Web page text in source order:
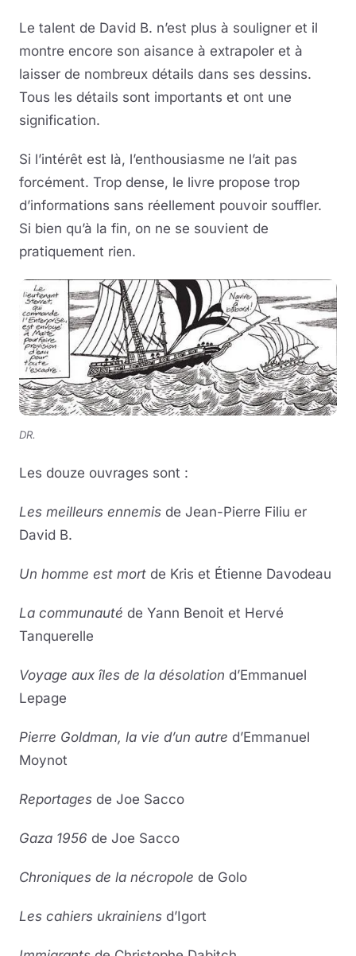
Le talent de David B. n’est plus à souligner et il
montre encore son aisance à extrapoler et à
laisser de nombreux détails dans ses dessins.
Tous les détails sont importants et ont une
signification.
Si l’intérêt est là, l’enthousiasme ne l’ait pas
forcément. Trop dense, le livre propose trop
d’informations sans réellement pouvoir souffler.
Si bien qu’à la fin, on ne se souvient de
pratiquement rien.
DR.
Les douze ouvrages sont :
Les meilleurs ennemis de Jean-Pierre Filiu er
David B.
Un homme est mort de Kris et Étienne Davodeau
La communauté de Yann Benoit et Hervé
Tanquerelle
Voyage aux îles de la désolation d’Emmanuel
Lepage
Pierre Goldman, la vie d’un autre d’Emmanuel
Moynot
Reportages de Joe Sacco
Gaza 1956 de Joe Sacco
Chroniques de la nécropole de Golo
Les cahiers ukrainiens d’Igort